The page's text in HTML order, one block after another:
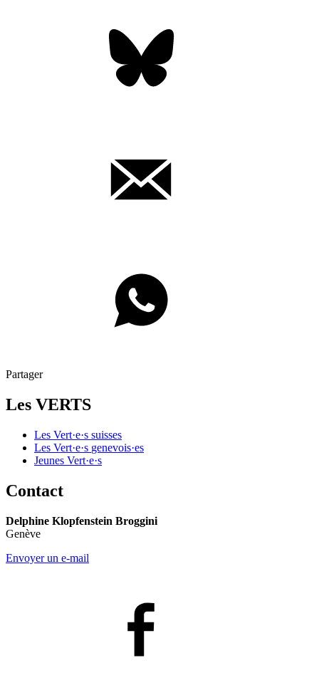
Partager
Les VERTS
Les Vert·e·s suisses
Les Vert·e·s genevois·es
Jeunes Vert·e·s
Contact
Delphine Klopfenstein Broggini
Genève
Envoyer un e-mail